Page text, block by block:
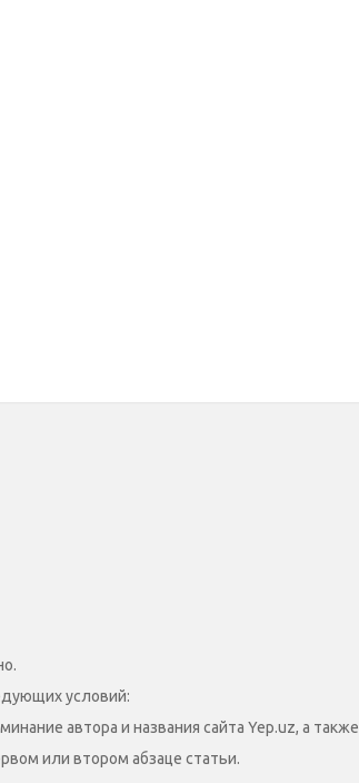
условий:
автора и названия сайта Yep.uz, а также
или втором абзаце статьи.